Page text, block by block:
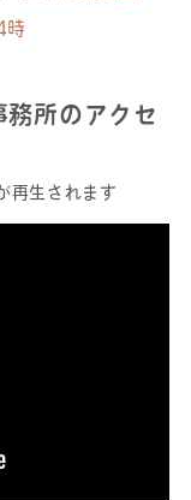
時
所のアクセ
再生されます